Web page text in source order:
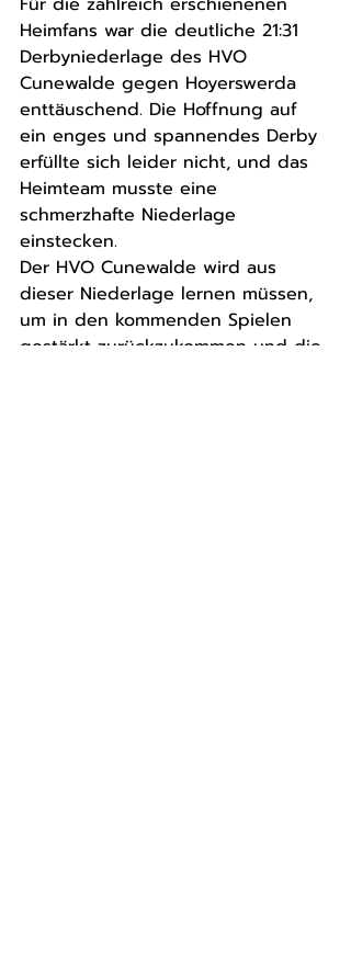
Heimfans war die deutliche 21:31
Derbyniederlage des HVO
Cunewalde gegen Hoyerswerda
enttäuschend. Die Hoffnung auf
ein enges und spannendes Derby
erfüllte sich leider nicht, und das
Heimteam musste eine
schmerzhafte Niederlage
einstecken.
Der HVO Cunewalde wird aus
dieser Niederlage lernen müssen,
um in den kommenden Spielen
gestärkt zurückzukommen und die